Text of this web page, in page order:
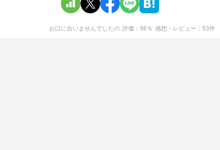
お口に合いませんでしたの 評価 96 ％ 感想・レビュー 53件